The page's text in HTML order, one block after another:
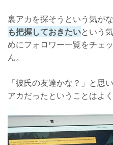
裏アカを探そうという気が
も把握しておきたいという
めにフォロワー一覧をチェ
ん。
「彼氏の友達かな？」と思
アカだったということはよ